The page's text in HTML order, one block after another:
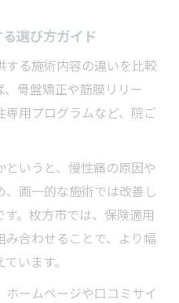
選び方ガイド
する施術内容の違いを比較
骨盤矯正や筋膜リリー
専用プログラムなど、院ご
いうと、慢性痛の原因や
画一的な施術では改善し
。枚方市では、保険適用
み合わせることで、より幅
います。
ームページや口コミサイ